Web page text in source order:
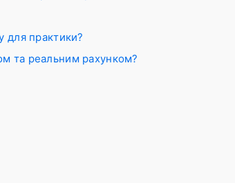
для практики?
та реальним рахунком?